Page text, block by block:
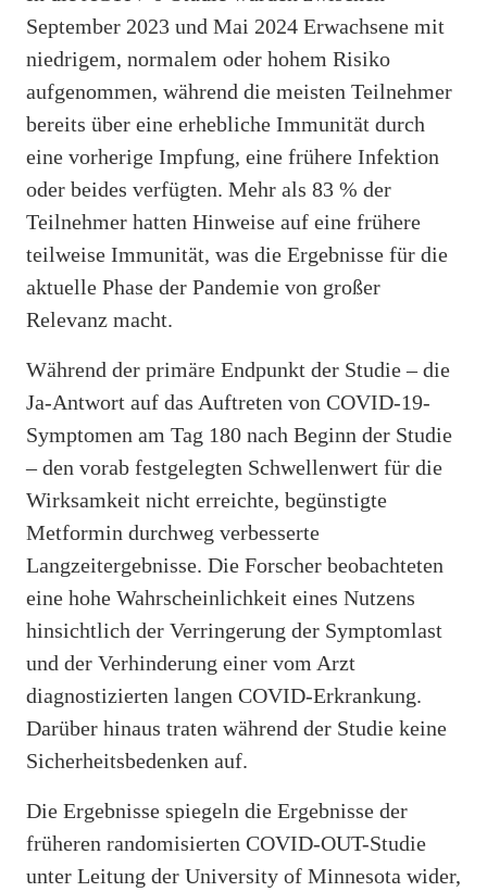
September 2023 und Mai 2024 Erwachsene mit
niedrigem, normalem oder hohem Risiko
aufgenommen, während die meisten Teilnehmer
bereits über eine erhebliche Immunität durch
eine vorherige Impfung, eine frühere Infektion
oder beides verfügten. Mehr als 83 % der
Teilnehmer hatten Hinweise auf eine frühere
teilweise Immunität, was die Ergebnisse für die
aktuelle Phase der Pandemie von großer
Relevanz macht.
Während der primäre Endpunkt der Studie – die
Ja-Antwort auf das Auftreten von COVID-19-
Symptomen am Tag 180 nach Beginn der Studie
– den vorab festgelegten Schwellenwert für die
Wirksamkeit nicht erreichte, begünstigte
Metformin durchweg verbesserte
Langzeitergebnisse. Die Forscher beobachteten
eine hohe Wahrscheinlichkeit eines Nutzens
hinsichtlich der Verringerung der Symptomlast
und der Verhinderung einer vom Arzt
diagnostizierten langen COVID-Erkrankung.
Darüber hinaus traten während der Studie keine
Sicherheitsbedenken auf.
Die Ergebnisse spiegeln die Ergebnisse der
früheren randomisierten COVID-OUT-Studie
unter Leitung der University of Minnesota wider,